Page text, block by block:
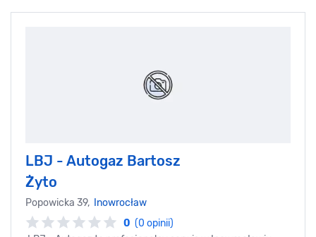
LBJ - Autogaz Bartosz
Żyto
Popowicka 39,
Inowrocław
0 (0 opinii)